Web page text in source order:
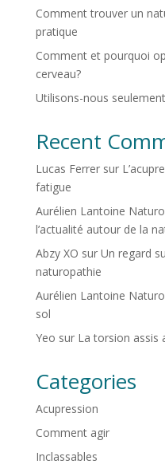
Comment trouver un
pratique
Comment et pourquoi
cerveau?
Utilisons-nous
Recent
Lucas Ferrersur
fatigue
Aurélien Lantoine
l’actualité autour de la
Abzy XO sur Un regard
naturopathie
Aurélien Lantoine
sol
Yeo sur La torsion assis
Categories
Acupression
Comment agir
Inclassables